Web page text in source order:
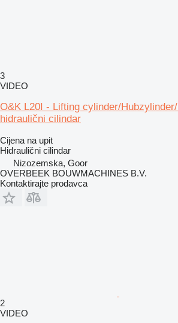
3
VIDEO
O&K L20I - Lifting cylinder/
hidraulični cilindar
Cijena na upit
Hidraulični cilindar
Nizozemska, Goor
OVERBEEK BOUWMACHINES B.V.
Kontaktirajte prodavca
2
VIDEO